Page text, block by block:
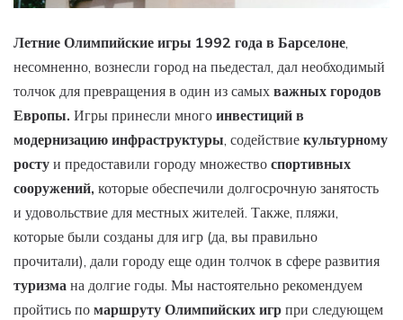
Летние Олимпийские игры 1992 года в Барселоне,
несомненно, вознесли город на пьедестал, дал необходимый
толчок для превращения в один из самых важных городов
Европы. Игры принесли много инвестиций в
модернизацию инфраструктуры, содействие культурному
росту и предоставили городу множество спортивных
сооружений, которые обеспечили долгосрочную занятость
и удовольствие для местных жителей. Также, пляжи,
которые были созданы для игр (да, вы правильно
прочитали), дали городу еще один толчок в сфере развития
туризма на долгие годы. Мы настоятельно рекомендуем
пройтись по маршруту Олимпийских игр при следующем